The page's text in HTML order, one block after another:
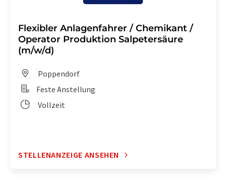
Flexibler Anlagenfahrer / Chemikant /
Operator Produktion Salpetersäure
(m/w/d)
Poppendorf
Feste Anstellung
Vollzeit
STELLENANZEIGE ANSEHEN